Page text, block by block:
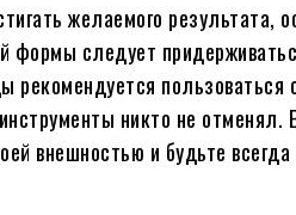
желаемого результата,
следует
никто не отменял.
внешностью и будьте